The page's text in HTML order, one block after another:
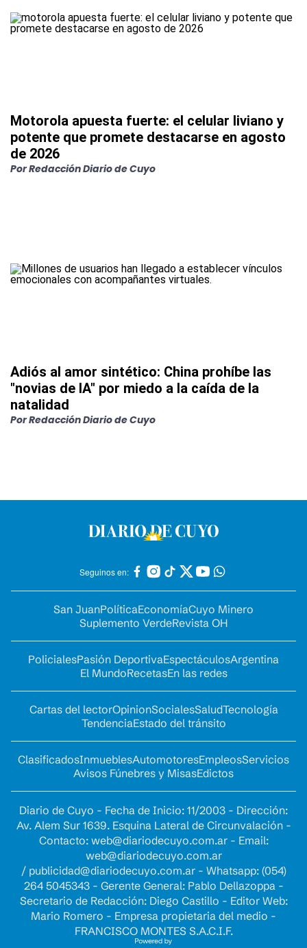
Motorola apuesta fuerte: el celular liviano y
potente que promete destacarse en agosto
de 2026
PorRedacción Diario de Cuyo
Adiós al amor sintético: China prohíbe las
"novias de IA" por miedo a la caída de la
natalidad
PorRedacción Diario de Cuyo
Seguinos en:
San JuanPolíticaEconomíaCuyo Minero
Suplemento VerdeRevista OH
PolicialesPasión DeportivaEspectáculosArgentina
El MundoRecetasEn las redes
Cartas del lectorOpinionSocialesSaludTecnología
TendenciaEstado del tránsito
ClasificadosInmueblesAutomotoresEmpleosServicios
Avisos Fúnebres y MisasEdictos
Diario de Cuyo - Fecha de Inicio: 11/2003 - Dirección:
Av. Alem Sur 1639. Esquina Lateral de Circunvalación -
Contacto: web@diariodecuyo.com.ar- Email:
web@diariodecuyo.com.ar
/ publicidad@diariodecuyo.com.ar- Whatsapp: (054)
264 5045343 - Gerente General: Pablo Dellazoppa -
Secretario de Redacción: Diego Castillo - Editor Web:
Mario Romero - Empresa propietaria del medio -
FRANCISCO MONTES S.A.C.I.F.